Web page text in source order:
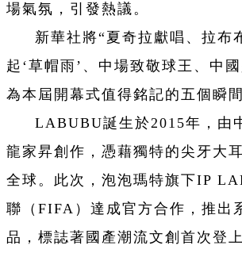
場氣氛，引發熱議。
新華社將“夏奇拉獻唱、拉布
起‘草帽雨’、中場致敬球王、中
為本屆開幕式值得銘記的五個瞬
LABUBU誕生於2015年，由
龍家昇創作，憑藉獨特的尖牙大
全球。此次，泡泡瑪特旗下IP
聯（FIFA）達成官方合作，推出
品，標誌著國產潮流文創首次登